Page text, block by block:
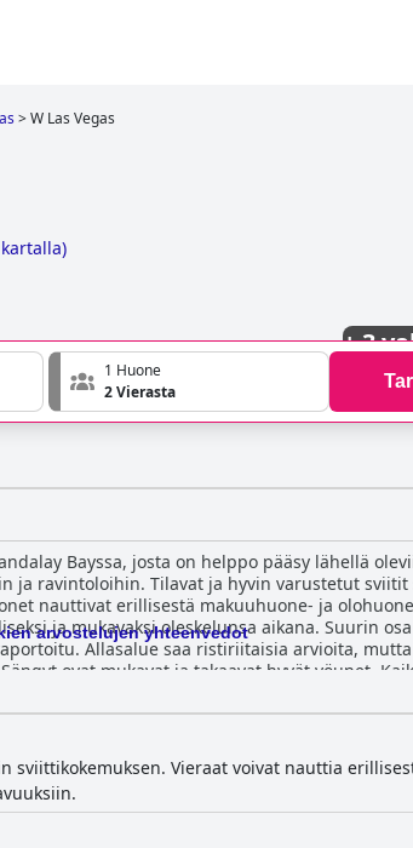
>W Las Vegas
)
+3
1 Huone
2 Vierasta
Bayssa, josta on helppo pääsy lähellä
ja ravintoloihin. Tilavat ja hyvin varustetut sviitit
nauttivat erillisestä makuuhuone- ja
ja mukavaksi oleskelunsa aikana. Suurin
Allasalue saa ristiriitaisia arvioita,
ovat mukavat ja takaavat hyvät yöunet.
ja tiloineen, jotka ylittävät vieraiden
arvostelujen yhteenvedot
sviittikokemuksen. Vieraat voivat nauttia